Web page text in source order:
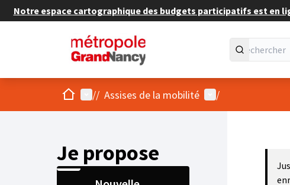
Notre espace cartographique des budgets participatifs est en
AccueilMenu principal
// Assises de la mobilité Menu utilisateur
/
Je propose